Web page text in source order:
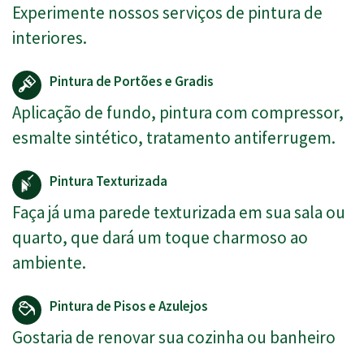
Experimente nossos serviços de pintura de
interiores.
Pintura de Portões e Gradis
Aplicação de fundo, pintura com compressor,
esmalte sintético, tratamento antiferrugem.
Pintura Texturizada
Faça já uma parede texturizada em sua sala ou
quarto, que dará um toque charmoso ao
ambiente.
Pintura de Pisos e Azulejos
Gostaria de renovar sua cozinha ou banheiro